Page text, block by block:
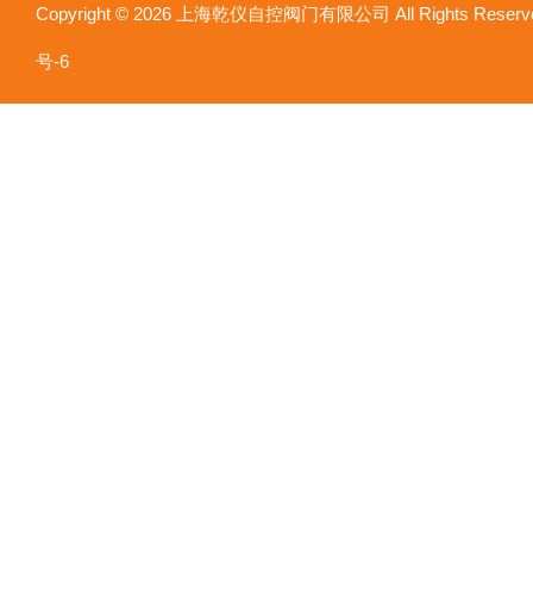
Copyright © 2026 上海乾仪自控阀门有限公司 All Rights
号-6